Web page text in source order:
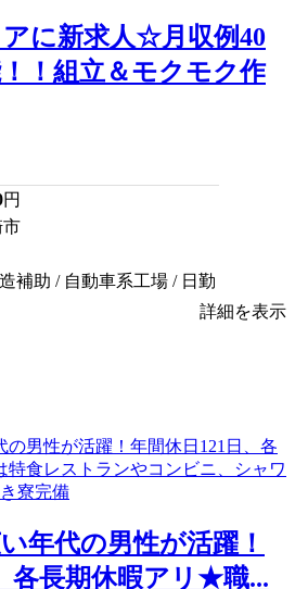
に新求人☆月収例40
！組立＆モクモク作
円
市
補助 / 自動車系工場 / 日勤
詳細を表示
年代の男性が活躍！
各長期休暇アリ★職...